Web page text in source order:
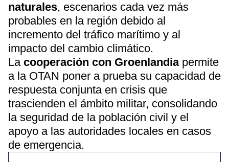
naturales, escenarios cada vez más
probables en la región debido al
incremento del tráfico marítimo y al
impacto del cambio climático.
La cooperación con Groenlandiapermite
a la OTAN poner a prueba su capacidad de
respuesta conjunta en crisis que
trascienden el ámbito militar, consolidando
la seguridad de la población civil y el
apoyo a las autoridades locales en casos
de emergencia.